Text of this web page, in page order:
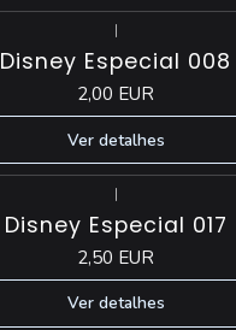
|
Disney Especial 008
2,00 EUR
Ver detalhes
|
Disney Especial 017
2,50 EUR
Ver detalhes